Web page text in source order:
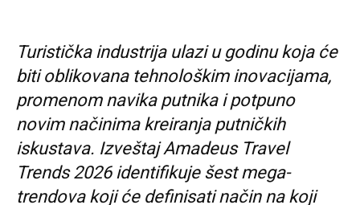
Turistička industrija ulazi u godinu koja će
biti oblikovana tehnološkim inovacijama,
promenom navika putnika i potpuno
novim načinima kreiranja putničkih
iskustava. Izveštaj Amadeus Travel
Trends 2026 identifikuje šest mega-
trendova koji će definisati način na koji